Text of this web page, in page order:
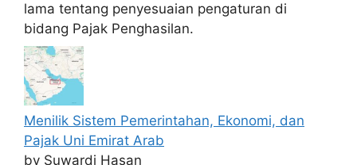
lama tentang penyesuaian pengaturan di
bidang Pajak Penghasilan.
Menilik Sistem Pemerintahan, Ekonomi, dan
Pajak Uni Emirat Arab
by Suwardi Hasan